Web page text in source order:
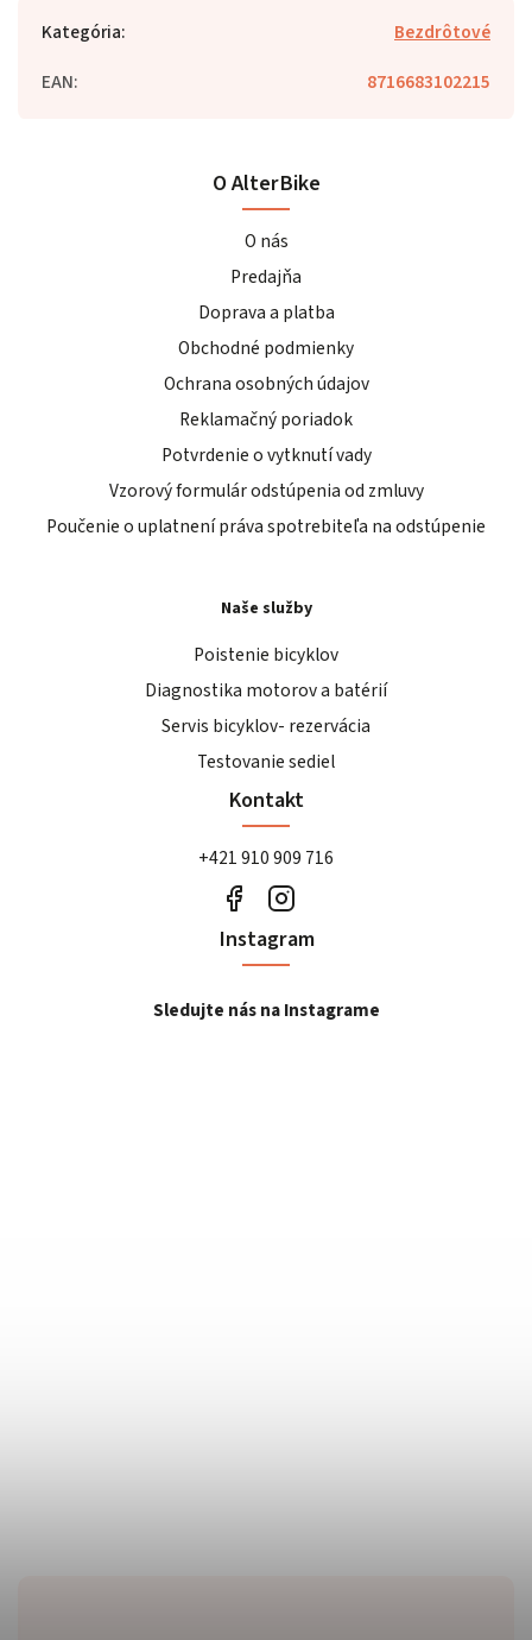
Kategória:
Bezdrôtové
EAN: 8716683102215
O AlterBike
O nás
Predajňa
Doprava a platba
Obchodné podmienky
Ochrana osobných údajov
Reklamačný poriadok
Potvrdenie o vytknutí vady
Vzorový formulár odstúpenia od zmluvy
Poučenie o uplatnení práva spotrebiteľa na odstúpenie
Naše služby
Poistenie bicyklov
Diagnostika motorov a batérií
Servis bicyklov- rezervácia
Testovanie sediel
Kontakt
+421 910 909 716
Instagram
Sledujte nás na Instagrame